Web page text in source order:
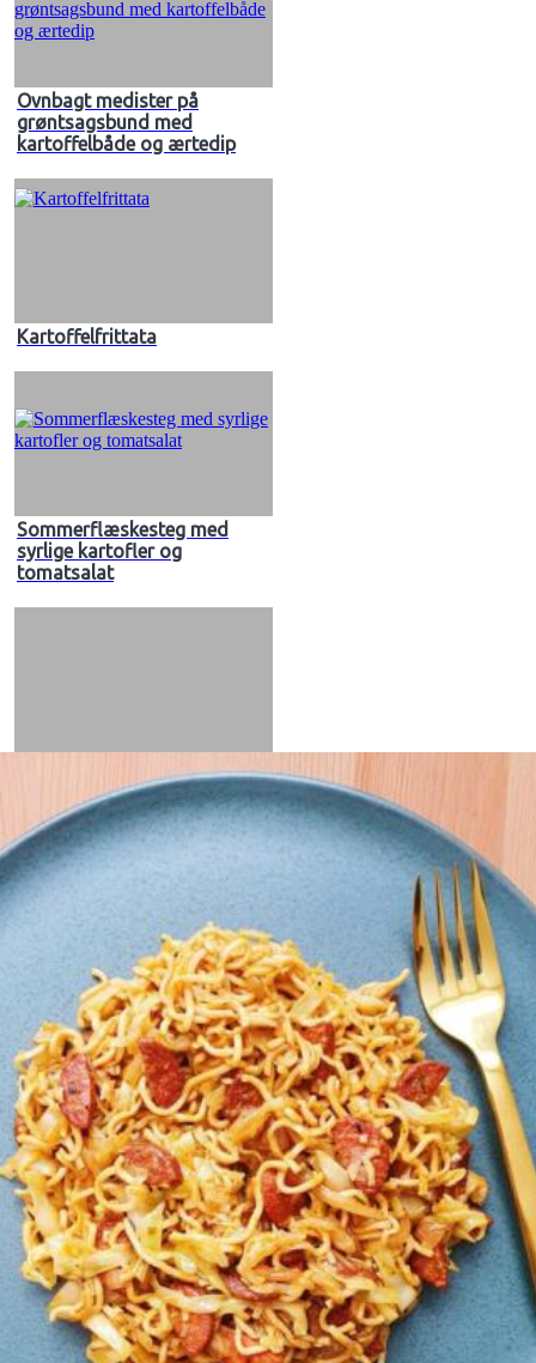
Ovnbagt medister på
grøntsagsbund med
kartoffelbåde og ærtedip
Kartoffelfrittata
Sommerflæskesteg med
syrlige kartofler og
tomatsalat